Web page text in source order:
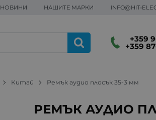
НОВИНИ НАШИТЕ МАРКИ INFO@HIT-
+359
+359
Китай Ремък аудио плосък 35-3 мм
РЕМЪК АУДИО